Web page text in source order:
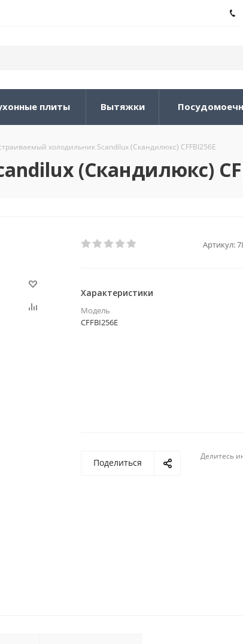
плиты Вытяжки
холодильник Scandilux (Скандилюкс) CFFBI256E
(Скандилюкс)
Артикул:
Характеристики
Модель
CFFBI256E
Поделиться
Делитесь